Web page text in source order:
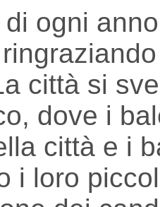
ogni
città si
dove i
città e i
i loro